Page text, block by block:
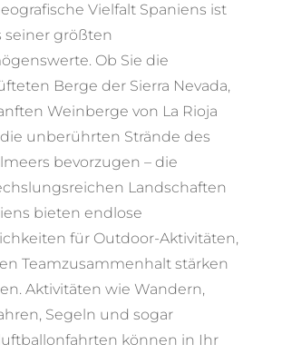
Vielfalt Spaniens ist
seiner größten
Ob Sie die
Berge der Sierra Nevada,
Weinberge von La Rioja
unberührten Strände des
bevorzugen – die
Landschaften
bieten endlose
für Outdoor-Aktivitäten,
Teamzusammenhalt stärken
Aktivitäten wie Wandern,
Segeln und sogar
können in Ihr